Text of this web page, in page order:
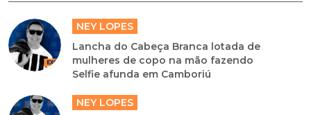
NEY LOPES
Lancha do Cabeça Branca lotada de
mulheres de copo na mão fazendo
Selfie afunda em Camboriú
NEY LOPES